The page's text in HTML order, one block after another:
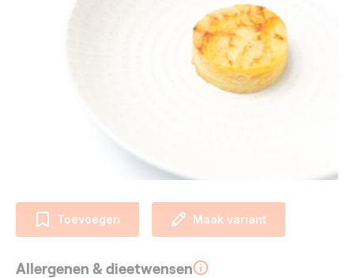
Toevoegen Maak variant
Allergenen & dieetwensen